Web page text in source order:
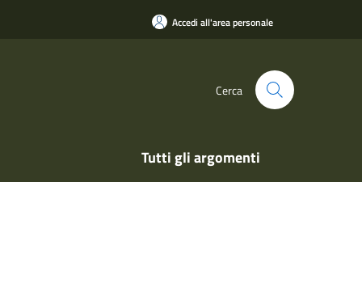
Accedi all'area personale
Cerca
Tutti gli argomenti